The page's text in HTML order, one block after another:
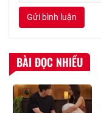
Gửi bình luận
BÀI ĐỌC NHIỀU